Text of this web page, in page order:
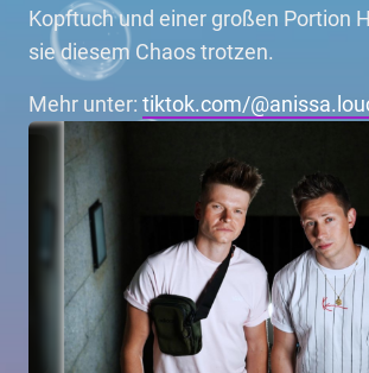
Kopftuch und einer großen Portion
sie diesem Chaos trotzen.
Mehr unter: tiktok.com/